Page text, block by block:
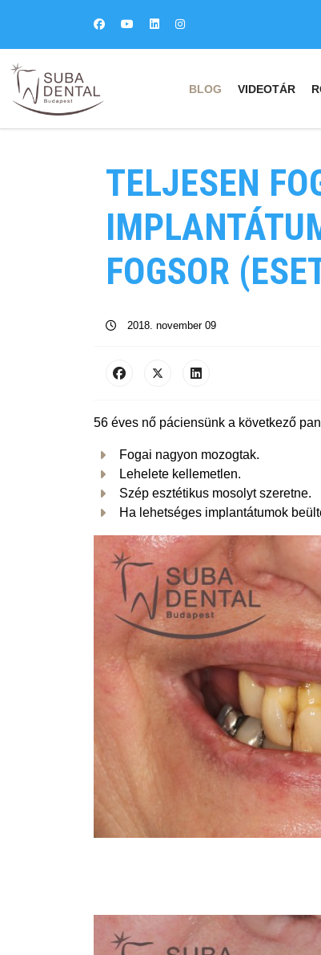
BLOG VIDEOTÁR
TELJESEN
FOGSOR
2018. november 09
56 éves nő páciensünk a következő
Fogai nagyon mozogtak.
Lehelete kellemetlen.
Szép esztétikus mosolyt szeretne.
Ha lehetséges implantátumok